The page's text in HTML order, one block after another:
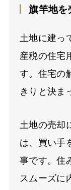
旗竿地を
土地に建っ
産税の住宅
す。住宅の
きりと決ま
土地の売却
は、買い手
事です。住
スムーズに